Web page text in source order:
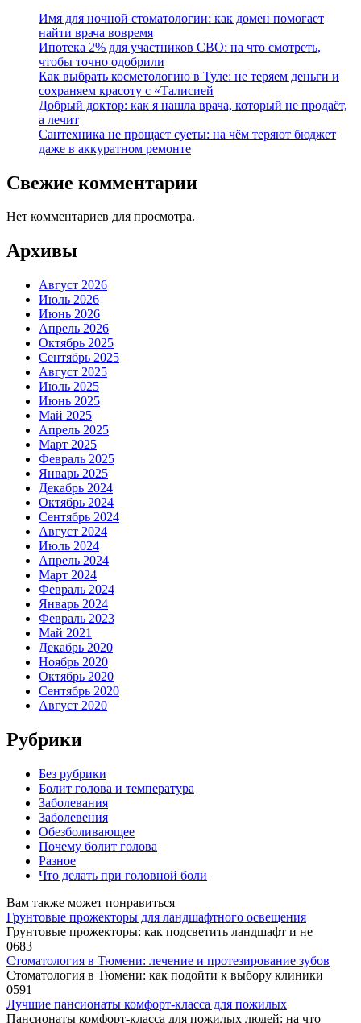
Имя для ночной стоматологии: как домен помогает
найти врача вовремя
Ипотека 2% для участников СВО: на что смотреть,
чтобы точно одобрили
Как выбрать косметологию в Туле: не теряем деньги и
сохраняем красоту с «Талисией
Добрый доктор: как я нашла врача, который не продаёт,
а лечит
Сантехника не прощает суеты: на чём теряют бюджет
даже в аккуратном ремонте
Свежие комментарии
Нет комментариев для просмотра.
Архивы
Август 2026
Июль 2026
Июнь 2026
Апрель 2026
Октябрь 2025
Сентябрь 2025
Август 2025
Июль 2025
Июнь 2025
Май 2025
Апрель 2025
Март 2025
Февраль 2025
Январь 2025
Декабрь 2024
Октябрь 2024
Сентябрь 2024
Август 2024
Июль 2024
Апрель 2024
Март 2024
Февраль 2024
Январь 2024
Февраль 2023
Май 2021
Декабрь 2020
Ноябрь 2020
Октябрь 2020
Сентябрь 2020
Август 2020
Рубрики
Без рубрики
Болит голова и температура
Заболевания
Заболевения
Обезболивающее
Почему болит голова
Разное
Что делать при головной боли
Вам также может понравиться
Грунтовые прожекторы для ландшафтного освещения
Грунтовые прожекторы: как подсветить ландшафт и не
0683
Стоматология в Тюмени: лечение и протезирование зубов
Стоматология в Тюмени: как подойти к выбору клиники
0591
Лучшие пансионаты комфорт-класса для пожилых
Пансионаты комфорт-класса для пожилых людей: на что